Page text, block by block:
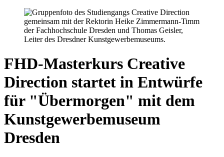
FHD-Masterkurs Creative
Direction startet in Entwürfe
für "Übermorgen" mit dem
Kunstgewerbemuseum
Dresden